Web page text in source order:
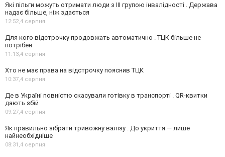
Які пільги можуть отримати люди з III групою інвалідності . Держава
надає більше, ніж здається
12:52,4 серпня
Для кого відстрочку продовжать автоматично . ТЦК більше не
потрібен
11:13,4 серпня
Хто не має права на відстрочку пояснив ТЦК
10:37,4 серпня
Де в Україні повністю скасували готівку в транспорті . QR-квитки
дають збій
09:27,4 серпня
Як правильно зібрати тривожну валізу . До укриття — лише
найнеобхідніше
08:31,4 серпня